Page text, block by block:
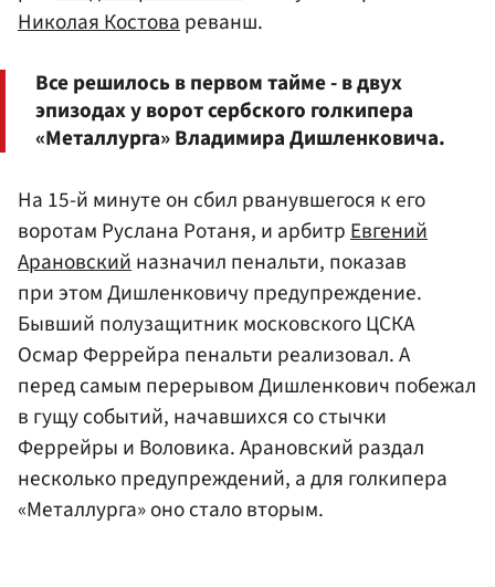
Николая Костовареванш.
Все решилось в первом тайме - в двух
эпизодах у ворот сербского голкипера
«Металлурга» Владимира Дишленковича.
На 15-й минуте он сбил рванувшегося к его
воротам Руслана Ротаня, и арбитрЕвгений
Арановскийназначил пенальти, показав
при этом Дишленковичу предупреждение.
Бывший полузащитник московского ЦСКА
Осмар Феррейра пенальти реализовал. А
перед самым перерывом Дишленкович побежал
в гущу событий, начавшихся со стычки
Феррейры и Воловика. Арановский раздал
несколько предупреждений, а для голкипера
«Металлурга» оно стало вторым.